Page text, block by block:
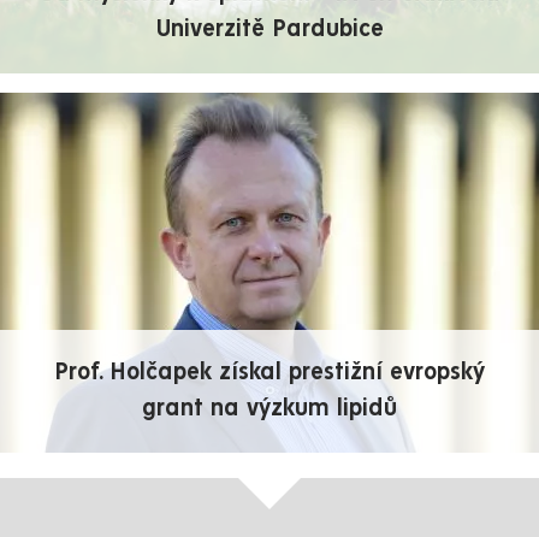
Univerzitě Pardubice
Prof. Holčapek získal prestižní evropský
grant na výzkum lipidů